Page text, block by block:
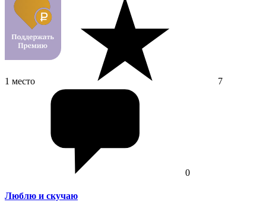
1 место 7
0
Люблю и скучаю